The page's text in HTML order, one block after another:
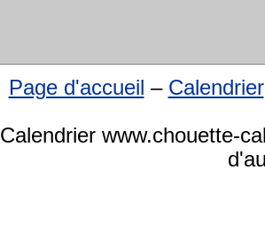
Page d'accueil – Calendrier
Calendrier www.chouette-